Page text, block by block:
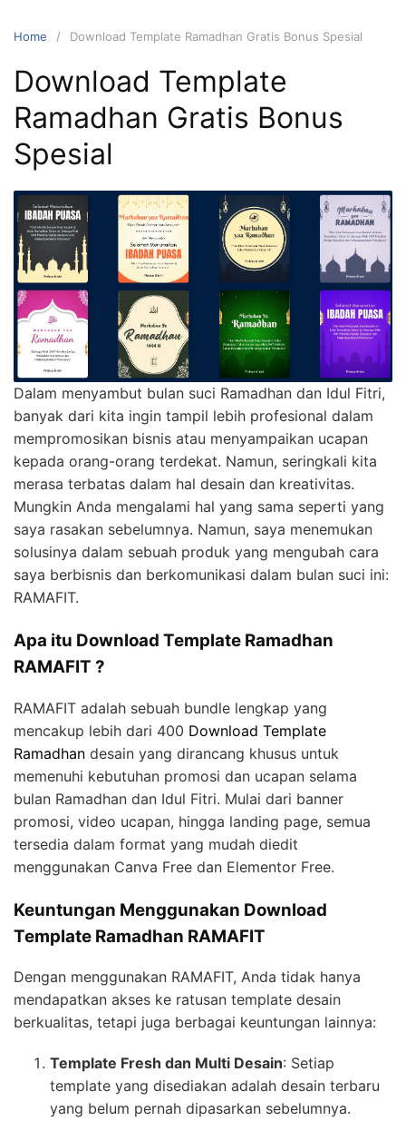
Home Download Template Ramadhan Gratis Bonus Spesial
Download Template
Ramadhan Gratis Bonus
Spesial
Dalam menyambut bulan suci Ramadhan dan Idul Fitri,
banyak dari kita ingin tampil lebih profesional dalam
mempromosikan bisnis atau menyampaikan ucapan
kepada orang-orang terdekat. Namun, seringkali kita
merasa terbatas dalam hal desain dan kreativitas.
Mungkin Anda mengalami hal yang sama seperti yang
saya rasakan sebelumnya. Namun, saya menemukan
solusinya dalam sebuah produk yang mengubah cara
saya berbisnis dan berkomunikasi dalam bulan suci ini:
RAMAFIT.
Apa itu Download Template Ramadhan
RAMAFIT ?
RAMAFIT adalah sebuah bundle lengkap yang
mencakup lebih dari 400 Download Template
Ramadhan desain yang dirancang khusus untuk
memenuhi kebutuhan promosi dan ucapan selama
bulan Ramadhan dan Idul Fitri. Mulai dari banner
promosi, video ucapan, hingga landing page, semua
tersedia dalam format yang mudah diedit
menggunakan Canva Free dan Elementor Free.
Keuntungan Menggunakan Download
Template Ramadhan RAMAFIT
Dengan menggunakan RAMAFIT, Anda tidak hanya
mendapatkan akses ke ratusan template desain
berkualitas, tetapi juga berbagai keuntungan lainnya:
Template Fresh dan Multi Desain: Setiap
template yang disediakan adalah desain terbaru
yang belum pernah dipasarkan sebelumnya.